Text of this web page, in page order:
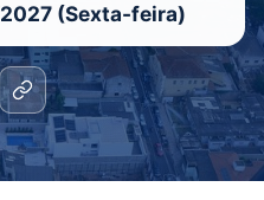
(Sexta-feira)